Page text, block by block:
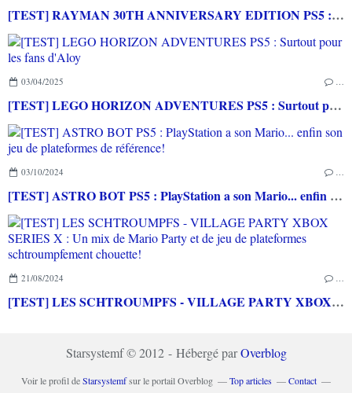
[TEST] RAYMAN 30TH ANNIVERSARY EDITION PS5 : Un grand hommage pour un jeu qui a marqué l'histoire du Jeu Vidéo!
03/04/2025 …
[TEST] LEGO HORIZON ADVENTURES PS5 : Surtout pour les fans d'Aloy
03/10/2024 …
[TEST] ASTRO BOT PS5 : PlayStation a son Mario... enfin son jeu de plateformes de référence!
21/08/2024 …
[TEST] LES SCHTROUMPFS - VILLAGE PARTY XBOX SERIES X : Un mix de Mario Party et de jeu de plateformes schtroumpfement chouette!
Starsystemf © 2012 - Hébergé parOverblog
Voir le profil deStarsystemfsur le portail Overblog Top articles
Contact